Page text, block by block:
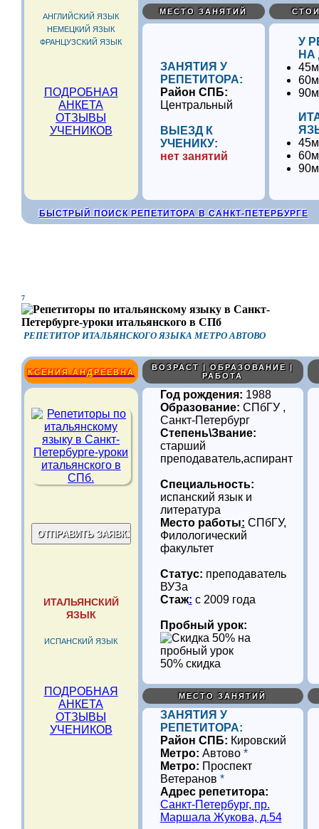
АНГЛИЙСКИЙ ЯЗЫК
НЕМЕЦКИЙ ЯЗЫК
ФРАНЦУЗСКИЙ ЯЗЫК
ПОДРОБНАЯ
АНКЕТА
ОТЗЫВЫ
УЧЕНИКОВ
МЕСТО ЗАНЯТИЙ
ЗАНЯТИЯ У
РЕПЕТИТОРА:
Район СПБ:
Центральный
ВЫЕЗД К
УЧЕНИКУ:
нет занятий
У
НА
БЫСТРЫЙ ПОИСК РЕПЕТИТОРА В САНКТ-ПЕТЕРБУРГЕ
7
РЕПЕТИТОР ИТАЛЬЯНСКОГО ЯЗЫКА МЕТРО АВТОВО
КСЕНИЯ АНДРЕЕВНА
ВОЗРАСТ | ОБРАЗОВАНИЕ |
РАБОТА
ИТАЛЬЯНСКИЙ
ЯЗЫК
ИСПАНСКИЙ ЯЗЫК
ПОДРОБНАЯ
АНКЕТА
ОТЗЫВЫ
УЧЕНИКОВ
Год рождения: 1988
Образование: СПбГУ ,
Санкт-Петербург
Степень\Звание:
старший
преподаватель,аспирант
Специальность:
испанский язык и
литература
Место работы: СПбГУ,
Филологический
факультет
Статус: преподаватель
ВУЗа
Стаж: с 2009 года
Пробный урок:
50% скидка
МЕСТО ЗАНЯТИЙ
ЗАНЯТИЯ У
РЕПЕТИТОРА:
Район СПБ: Кировский
Метро: Автово *
Метро: Проспект
Ветеранов *
Адрес репетитора:
Санкт-Петербург, пр.
Маршала Жукова, д.54